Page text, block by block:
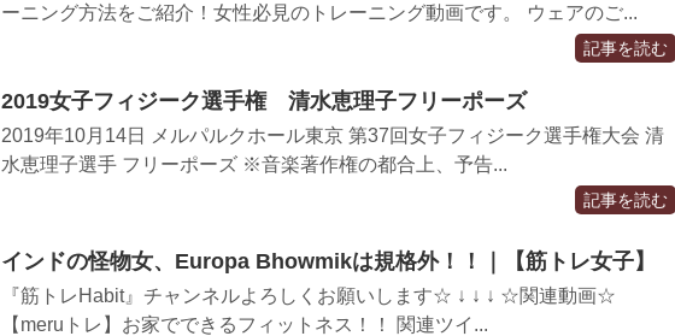
ーニング方法をご紹介！女性必見のトレーニング動画です。 ウェアのご...
記事を読む
2019女子フィジーク選手権 清水恵理子フリーポーズ
2019年10月14日 メルパルクホール東京 第37回女子フィジーク選手権大会 清
水恵理子選手 フリーポーズ ※音楽著作権の都合上、予告...
記事を読む
インドの怪物女、Europa Bhowmikは規格外！！｜【筋トレ女子】
『筋トレHabit』チャンネルよろしくお願いします☆ ↓ ↓ ↓ ☆関連動画☆
【meruトレ】お家でできるフィットネス！！ 関連ツイ...